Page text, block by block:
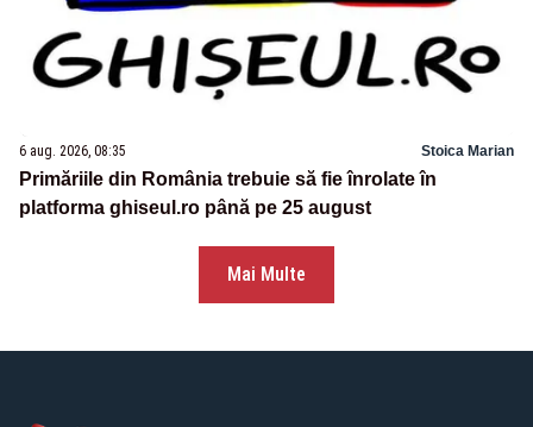
6 aug. 2026, 08:35 Stoica Marian
Primăriile din România trebuie să fie înrolate în
platforma ghiseul.ro până pe 25 august
Mai Multe